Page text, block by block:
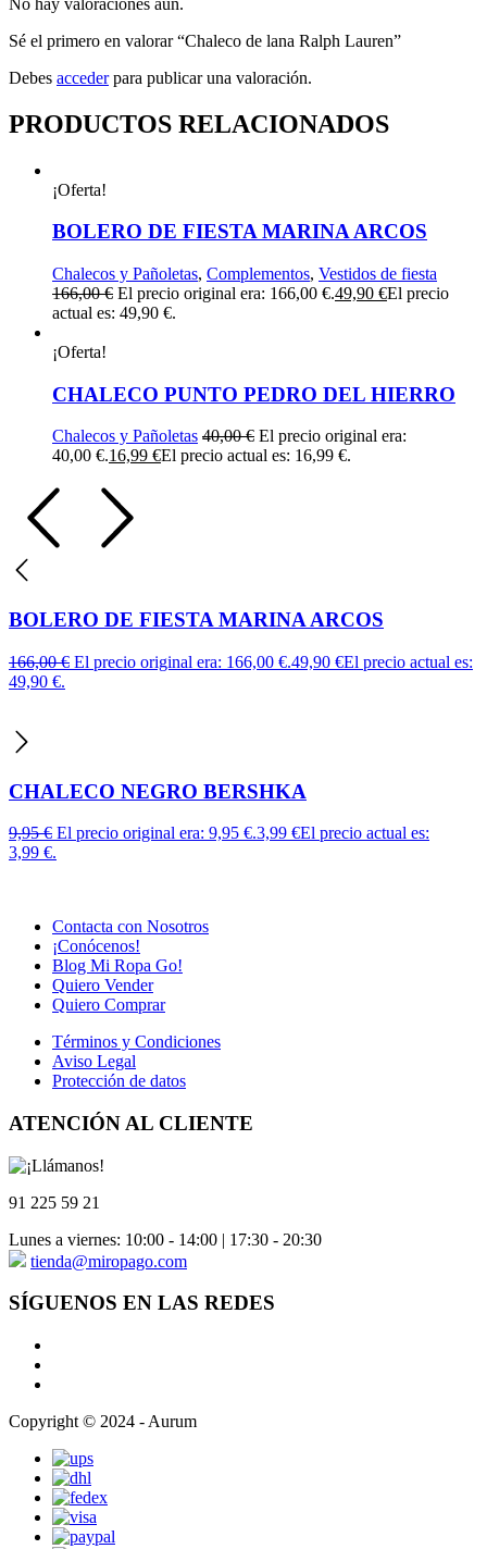
Sé el primero en valorar “Chaleco de lana Ralph Lauren”
Debes accederpara publicar una valoración.
PRODUCTOS RELACIONADOS
¡Oferta!
BOLERO DE FIESTA MARINA ARCOS
Chalecos y Pañoletas, Complementos, Vestidos de fiesta
166,00€ El precio original era: 166,00 €.49,90 €El precio
actual es: 49,90 €.
¡Oferta!
CHALECO PUNTO PEDRO DEL HIERRO
Chalecos y Pañoletas 40,00€ El precio original era:
40,00 €.16,99 €El precio actual es: 16,99 €.
BOLERO DE FIESTA MARINA ARCOS
166,00€ El precio original era: 166,00 €.49,90 €El precio actual es:
49,90 €.
CHALECO NEGRO BERSHKA
9,95€ El precio original era: 9,95 €.3,99 €El precio actual es:
3,99 €.
Contacta con Nosotros
¡Conócenos!
Blog Mi Ropa Go!
Quiero Vender
Quiero Comprar
Términos y Condiciones
Aviso Legal
Protección de datos
ATENCIÓN AL CLIENTE
91 225 59 21
Lunes a viernes: 10:00 - 14:00 | 17:30 - 20:30
tienda@miropago.com
SÍGUENOS EN LAS REDES
Copyright © 2024 - Aurum